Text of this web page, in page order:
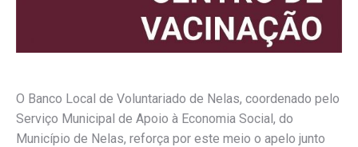
O Banco Local de Voluntariado de Nelas, coordenado pelo
Serviço Municipal de Apoio à Economia Social, do
Município de Nelas, reforça por este meio o apelo junto